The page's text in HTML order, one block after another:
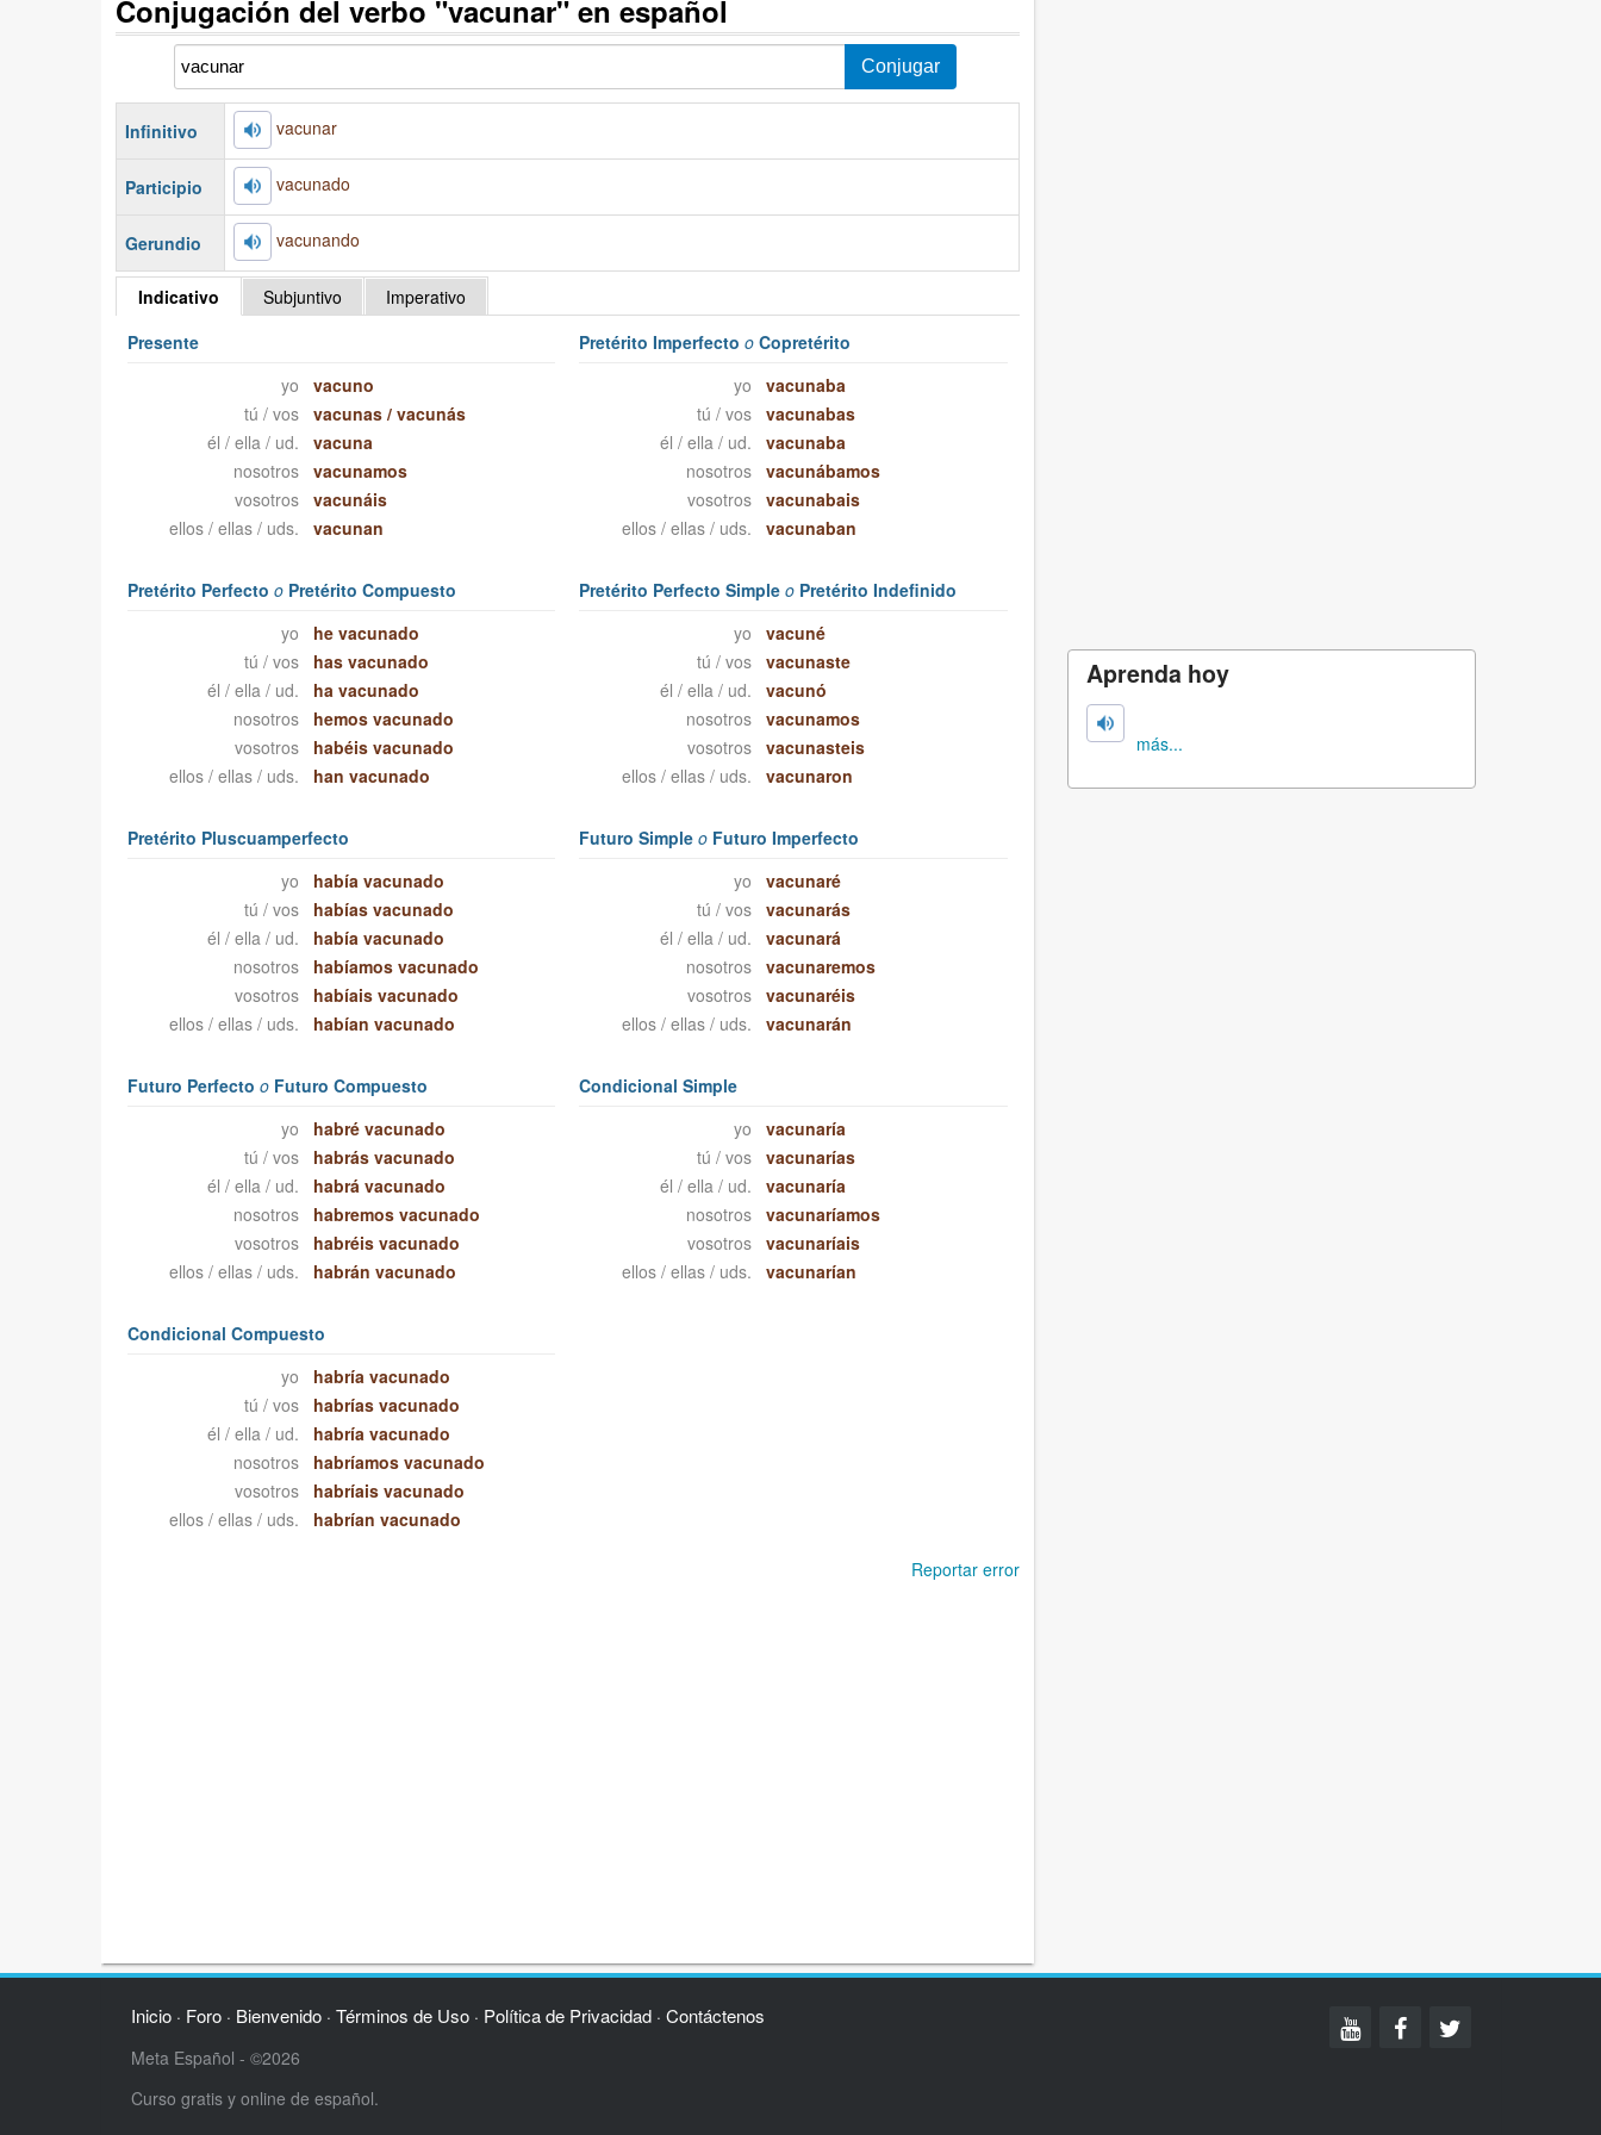
Conjugación del verbo "vacunar" en español
Infinitivo vacunar
Participio vacunado
Gerundio vacunando
Indicativo Subjuntivo
Imperativo
Presente
yo
vacuno
tú / vos
vacunas /vacunás
él / ella / ud.
vacuna
nosotros
vacunamos
vosotros
vacunáis
ellos / ellas / uds.
vacunan
Pretérito Imperfectoo Copretérito
yo
vacunaba
tú / vos
vacunabas
él / ella / ud.
vacunaba
nosotros
vacunábamos
vosotros
vacunabais
ellos / ellas / uds.
vacunaban
Pretérito Perfecto oPretérito Compuesto
yo
he vacunado
tú / vos
has vacunado
él / ella / ud.
ha vacunado
nosotros
hemos vacunado
vosotros
habéis vacunado
ellos / ellas / uds.
han vacunado
Pretérito Perfecto Simpleo Pretérito Indefinido
yo
vacuné
tú / vos
vacunaste
él / ella / ud.
vacunó
nosotros
vacunamos
vosotros
vacunasteis
ellos / ellas / uds.
vacunaron
Pretérito Pluscuamperfecto
yo
había vacunado
tú / vos
habías vacunado
él / ella / ud.
había vacunado
nosotros
habíamos vacunado
vosotros
habíais vacunado
ellos / ellas / uds.
habían vacunado
Futuro Simpleo Futuro Imperfecto
yo
vacunaré
tú / vos
vacunarás
él / ella / ud.
vacunará
nosotros
vacunaremos
vosotros
vacunaréis
ellos / ellas / uds.
vacunarán
Futuro Perfecto oFuturo Compuesto
yo
habré vacunado
tú / vos
habrás vacunado
él / ella / ud.
habrá vacunado
nosotros
habremos vacunado
vosotros
habréis vacunado
ellos / ellas / uds.
habrán vacunado
Condicional Simple
yo
vacunaría
tú / vos
vacunarías
él / ella / ud.
vacunaría
nosotros
vacunaríamos
vosotros
vacunaríais
ellos / ellas / uds.
vacunarían
Condicional Compuesto
yo
habría vacunado
tú / vos
habrías vacunado
él / ella / ud.
habría vacunado
nosotros
habríamos vacunado
vosotros
habríais vacunado
ellos / ellas / uds.
habrían vacunado
Reportar error
Aprenda hoy
más...
Inicio· Foro· Bienvenido· Términos de Uso· Política de Privacidad· Contáctenos
Meta Español - ©2026
Curso gratis y online de español.